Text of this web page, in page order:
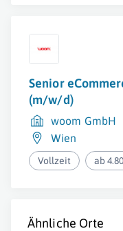
Senior
(m/w/d)
woom GmbH
Wien
Vollzeit ab
Ähnliche Orte